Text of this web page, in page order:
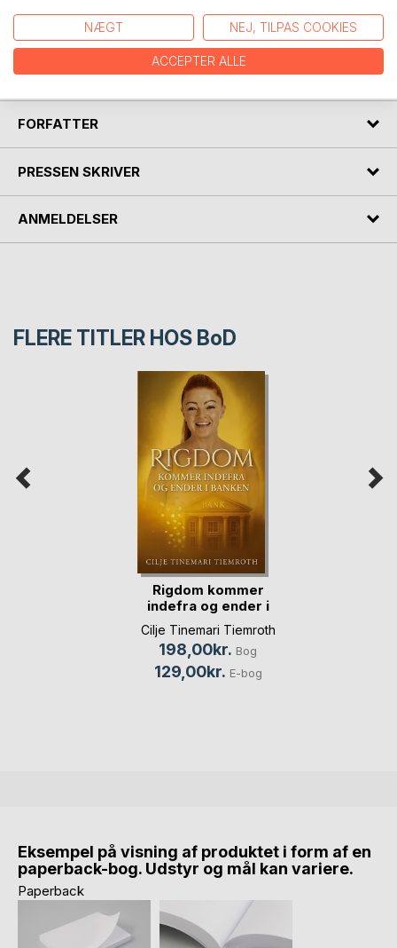
Som vil bruge tid og penge på at give dig og din date
den ultimative datingoplevelse.
Som gerne vil have nye idéer og inspiration til jeres
parforhold.
FORFATTER
PRESSEN SKRIVER
ANMELDELSER
FLERE TITLER HOS BoD
Rigdom kommer
indefra og ender i
banken
Cilje Tinemari Tiemroth
198,00kr. Bog
129,00kr. E-bog
Eksempel på visning af produktet i form af en
paperback-bog. Udstyr og mål kan variere.
Paperback
NÆGT NEJ, TILPAS COOKIES
ACCEPTER ALLE